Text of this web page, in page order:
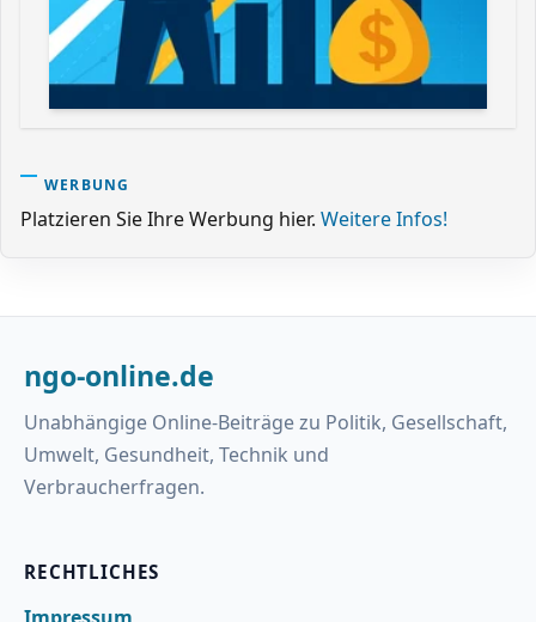
WERBUNG
Platzieren Sie Ihre Werbung hier. Weitere Infos!
ngo-online.de
Unabhängige Online-Beiträge zu Politik, Gesellschaft,
Umwelt, Gesundheit, Technik und
Verbraucherfragen.
RECHTLICHES